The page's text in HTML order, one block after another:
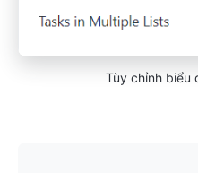
Tùy chỉnh biểu